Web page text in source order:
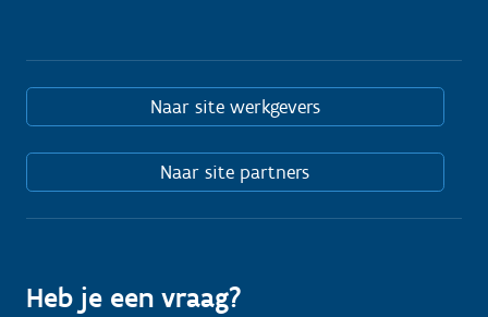
Naar site werkgevers
Naar site partners
Heb je een vraag?